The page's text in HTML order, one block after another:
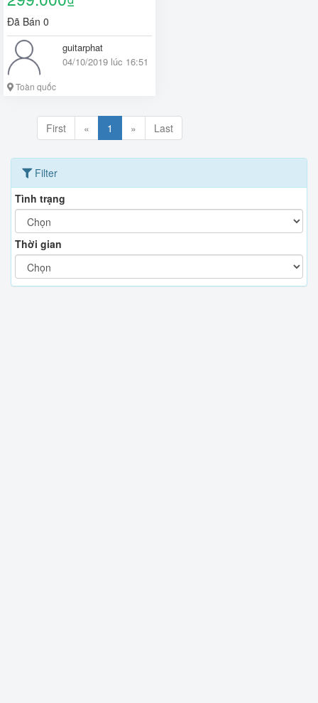
Đã Bán 0
guitarphat
04/10/2019 lúc 16:51
Toàn quốc
First « 1 » Last
Filter
Tình trạng
Thời gian